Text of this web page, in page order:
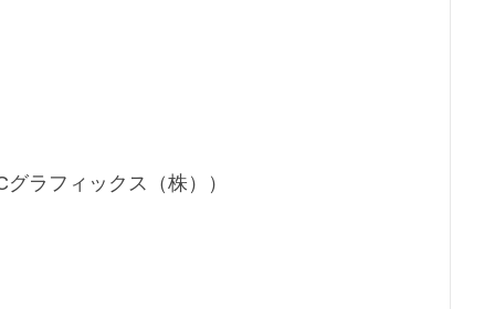
ラフィックス（株））